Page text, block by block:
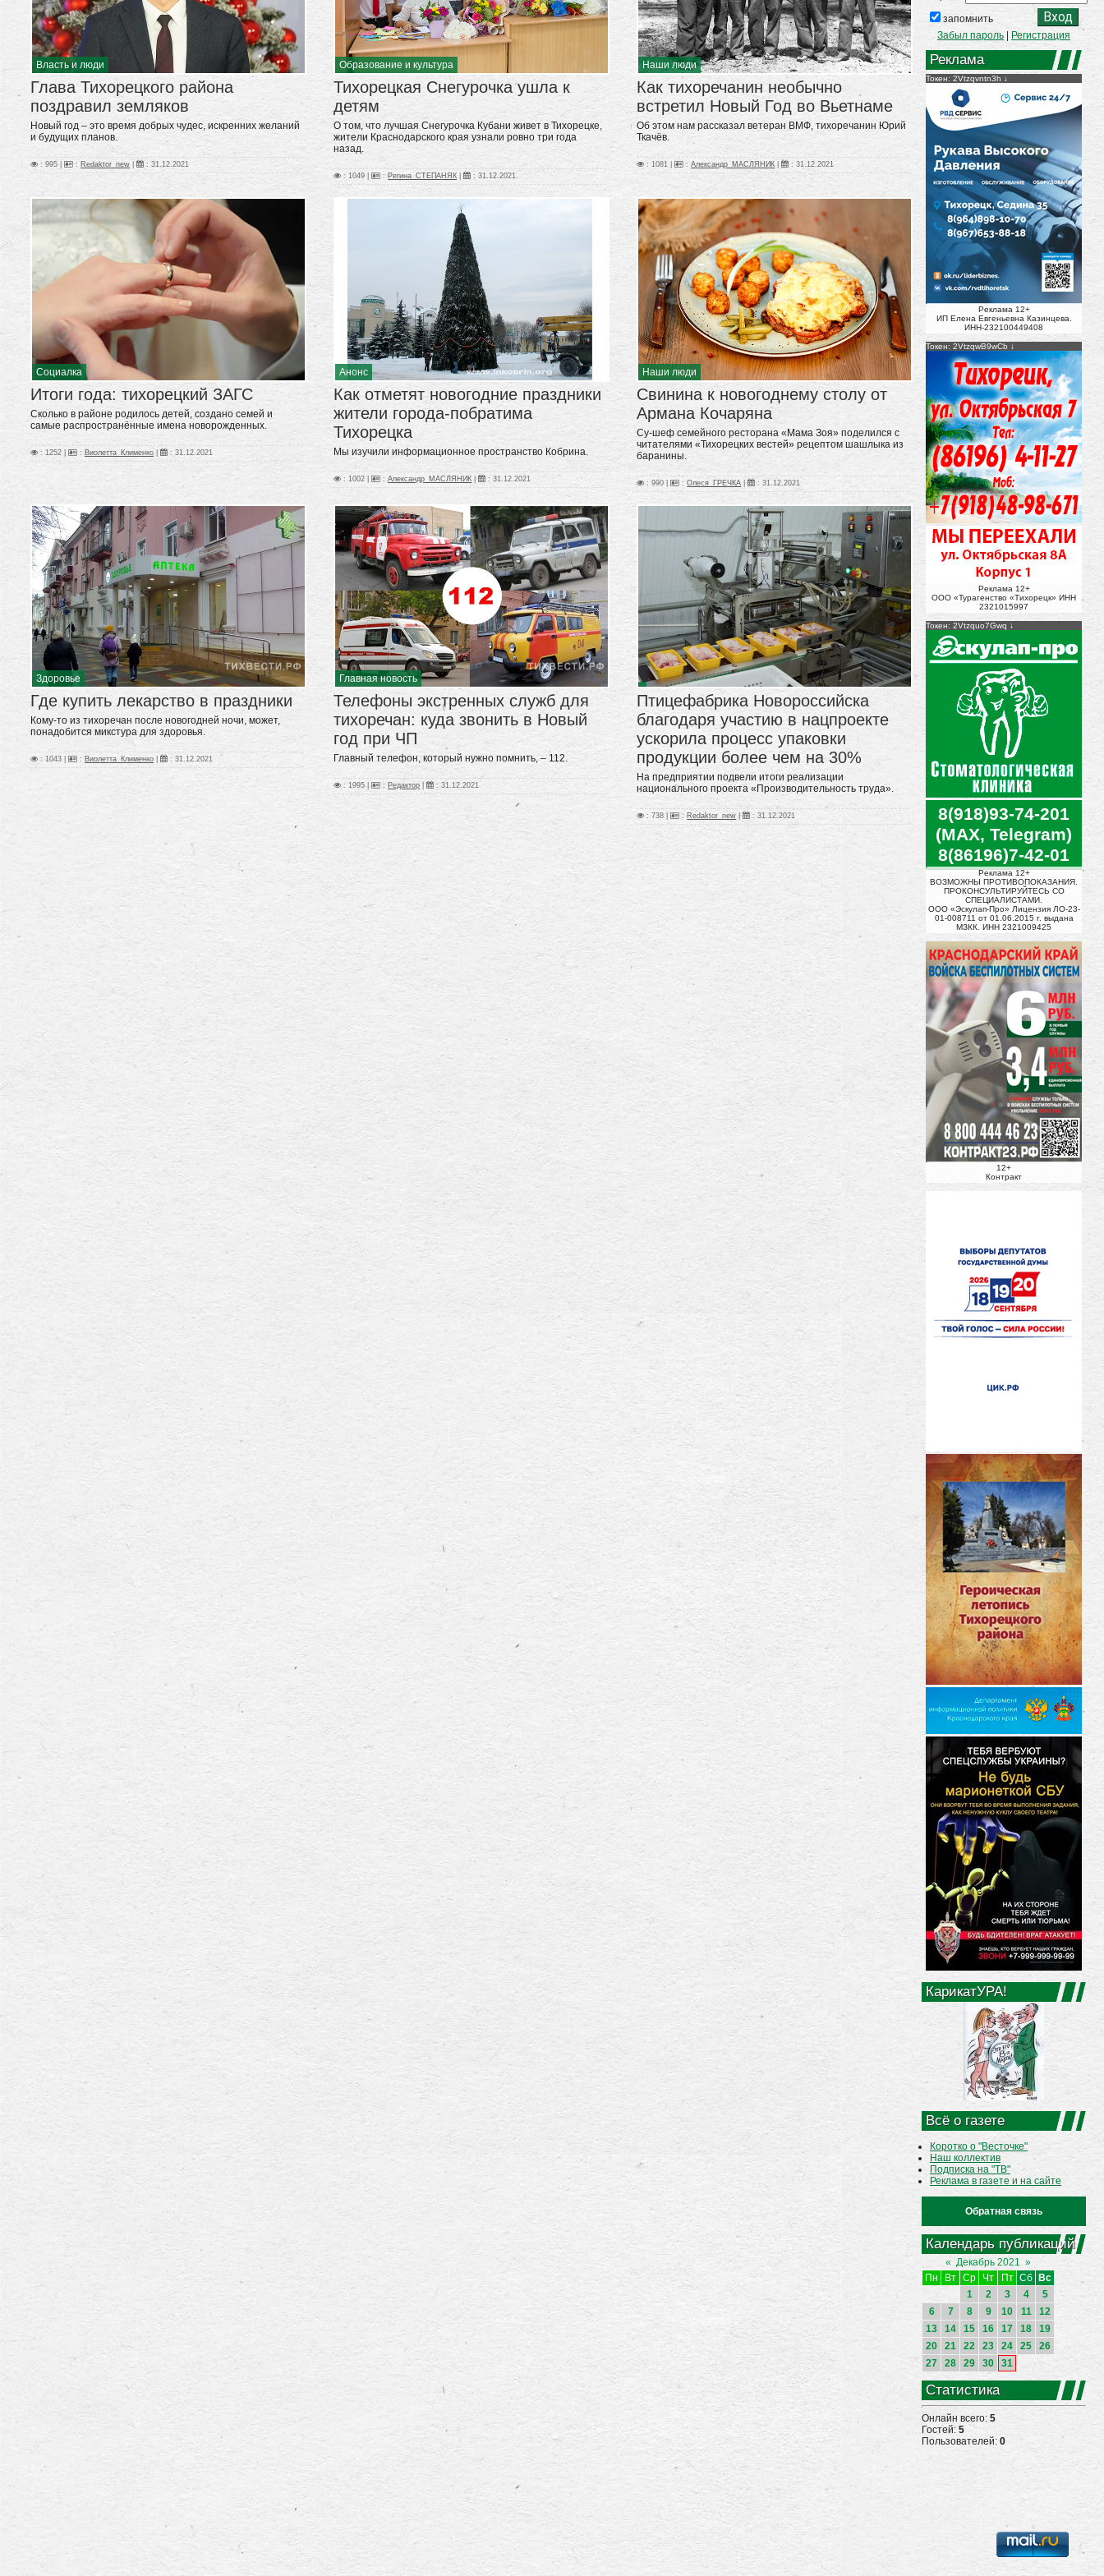
запомнить
Забыл пароль
Регистрация
Реклама
Токен: 2Vtzqvntn3h
Реклама 12+
ИП Елена Евгеньевна Казинцева.
ИНН-232100449408
Токен: 2VtzqwB9wCb
Реклама 12+
ООО «Турагенство «Тихорецк» ИНН
2321015997
Токен: 2Vtzquo7Gwq
8(918)93-74-201
(MAX, Telegram)
8(86196)7-42-01
Реклама 12+
ВОЗМОЖНЫ ПРОТИВОПОКАЗАНИЯ.
ПРОКОНСУЛЬТИРУЙТЕСЬ СО
СПЕЦИАЛИСТАМИ.
ООО «Эскулап-Про» Лицензия ЛО-23-
01-008711 от 01.06.2015 г. выдана
МЗКК. ИНН 2321009425
12+
Контракт
КарикатУРА!
Всё о газете
Коротко о "Весточке"
Наш коллектив
Подписка на "ТВ"
Реклама в газете и на сайте
Обратная связь
Календарь публикаций
« Декабрь 2021 »
Пн
Вт Ср Чт Пт Сб
Вс
1
2 3 4
5
6
7 8 9 10 11
12
13
14 15 16 17 18
19
20
21 22 23 24 25
26
27
28 29 30 31
Статистика
Онлайн всего: 5
Гостей: 5
Пользователей: 0
Власть и люди
Глава Тихорецкого района
поздравил земляков
Новый год – это время добрых чудес, искренних желаний
и будущих планов.
: 995 | : Redaktor_new : 31.12.2021
Образование и культура
Тихорецкая Снегурочка ушла к
детям
О том, что лучшая Снегурочка Кубани живет в Тихорецке,
жители Краснодарского края узнали ровно три года
назад.
: 1049 | : Регина_СТЕПАНЯК | :31.12.2021
Наши люди
Как тихоречанин необычно
встретил Новый Год во Вьетнаме
Об этом нам рассказал ветеран ВМФ, тихоречанин Юрий
Ткачёв.
: 1081 | :Александр_МАСЛЯНИК | :31.12.2021
Социалка
Итоги года: тихорецкий ЗАГС
Сколько в районе родилось детей, создано семей и
самые распространённые имена новорожденных.
: 1252 | : Виолетта_Клименко : 31.12.2021
Анонс
Как отметят новогодние праздники
жители города-побратима
Тихорецка
Мы изучили информационное пространство Кобрина.
: 1002 | :Александр_МАСЛЯНИК | :31.12.2021
Наши люди
Свинина к новогоднему столу от
Армана Кочаряна
Су-шеф семейного ресторана «Мама Зоя» поделился с
читателями «Тихорецких вестей» рецептом шашлыка из
баранины.
: 990 | :Олеся_ГРЕЧКА | :31.12.2021
Здоровье
Где купить лекарство в праздники
Кому-то из тихоречан после новогодней ночи, может,
понадобится микстура для здоровья.
: 1043 | : Виолетта_Клименко : 31.12.2021
Главная новость
Телефоны экстренных служб для
тихоречан: куда звонить в Новый
год при ЧП
Главный телефон, который нужно помнить, – 112.
: 1995 | : Редактор | :31.12.2021
Птицефабрика Новороссийска
благодаря участию в нацпроекте
ускорила процесс упаковки
продукции более чем на 30%
На предприятии подвели итоги реализации
национального проекта «Производительность труда».
: 738 | : Redaktor_new | :31.12.2021